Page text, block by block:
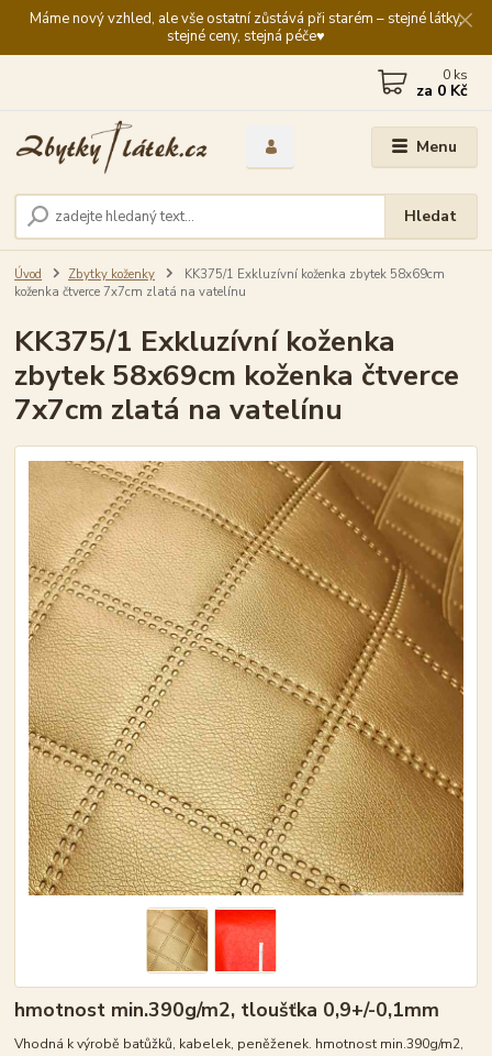
Máme nový vzhled, ale vše ostatní zůstává při starém – stejné látky,
stejné ceny, stejná péče♥️
Menu
Hledat
0 ks
za 0 Kč
Úvod Zbytky koženky
KK375/1 Exkluzívní koženka zbytek 58x69cm
koženka čtverce 7x7cm zlatá na vatelínu
KK375/1 Exkluzívní koženka
zbytek 58x69cm koženka čtverce
7x7cm zlatá na vatelínu
hmotnost min.390g/m2, tloušťka 0,9+/-0,1mm
Vhodná k výrobě batůžků, kabelek, peněženek. hmotnost min.390g/m2,